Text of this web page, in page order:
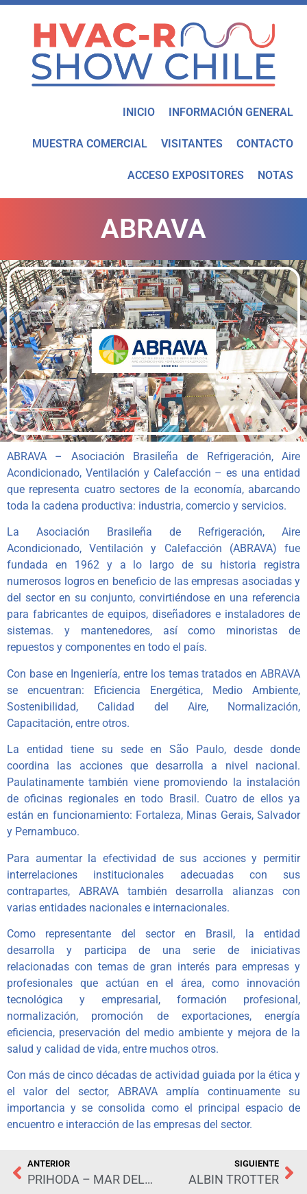
INICIO INFORMACIÓN GENERAL
MUESTRA COMERCIAL VISITANTES CONTACTO
ACCESO EXPOSITORES NOTAS
ABRAVA
ABRAVA – Asociación Brasileña de Refrigeración, Aire
Acondicionado, Ventilación y Calefacción – es una entidad
que representa cuatro sectores de la economía, abarcando
toda la cadena productiva: industria, comercio y servicios.
La Asociación Brasileña de Refrigeración, Aire
Acondicionado, Ventilación y Calefacción (ABRAVA) fue
fundada en 1962 y a lo largo de su historia registra
numerosos logros en beneficio de las empresas asociadas y
del sector en su conjunto, convirtiéndose en una referencia
para fabricantes de equipos, diseñadores e instaladores de
sistemas. y mantenedores, así como minoristas de
repuestos y componentes en todo el país.
Con base en Ingeniería, entre los temas tratados en ABRAVA
se encuentran: Eficiencia Energética, Medio Ambiente,
Sostenibilidad, Calidad del Aire, Normalización,
Capacitación, entre otros.
La entidad tiene su sede en São Paulo, desde donde
coordina las acciones que desarrolla a nivel nacional.
Paulatinamente también viene promoviendo la instalación
de oficinas regionales en todo Brasil. Cuatro de ellos ya
están en funcionamiento: Fortaleza, Minas Gerais, Salvador
y Pernambuco.
Para aumentar la efectividad de sus acciones y permitir
interrelaciones institucionales adecuadas con sus
contrapartes, ABRAVA también desarrolla alianzas con
varias entidades nacionales e internacionales.
Como representante del sector en Brasil, la entidad
desarrolla y participa de una serie de iniciativas
relacionadas con temas de gran interés para empresas y
profesionales que actúan en el área, como innovación
tecnológica y empresarial, formación profesional,
normalización, promoción de exportaciones, energía
eficiencia, preservación del medio ambiente y mejora de la
salud y calidad de vida, entre muchos otros.
Con más de cinco décadas de actividad guiada por la ética y
el valor del sector, ABRAVA amplía continuamente su
importancia y se consolida como el principal espacio de
encuentro e interacción de las empresas del sector.
ANTERIOR
PRIHODA – MAR DEL SUR
SIGUIENTE
ALBIN TROTTER